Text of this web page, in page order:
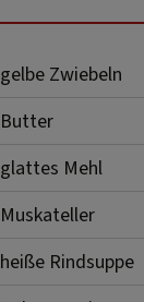
gelbe Zwiebeln
Butter
glattes Mehl
Muskateller
heiße Rindsuppe